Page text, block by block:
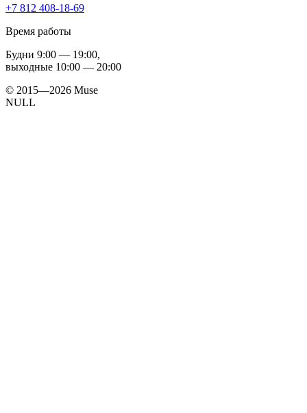
+7 812 408-18-69
Время работы
Будни 9:00 — 19:00,
выходные 10:00 — 20:00
© 2015—2026 Muse
NULL